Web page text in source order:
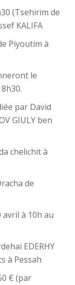
(Tsehirim de
KALIFA
Piyoutim à
le
par David
GIULY ben
chelichit à
de
avril à 10h au
EDERHY
à Pessah
€ (par